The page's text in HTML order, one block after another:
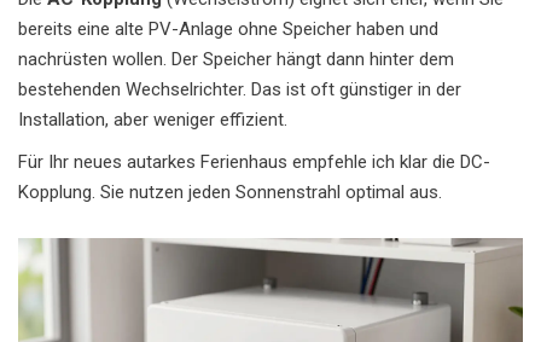
bereits eine alte PV-Anlage ohne Speicher haben und
nachrüsten wollen. Der Speicher hängt dann hinter dem
bestehenden Wechselrichter. Das ist oft günstiger in der
Installation, aber weniger effizient.
Für Ihr neues autarkes Ferienhaus empfehle ich klar die DC-
Kopplung. Sie nutzen jeden Sonnenstrahl optimal aus.